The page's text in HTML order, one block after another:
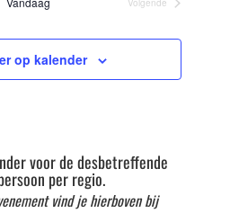
op kalender
voor de desbetreffende
per regio.
vind je hierboven bij